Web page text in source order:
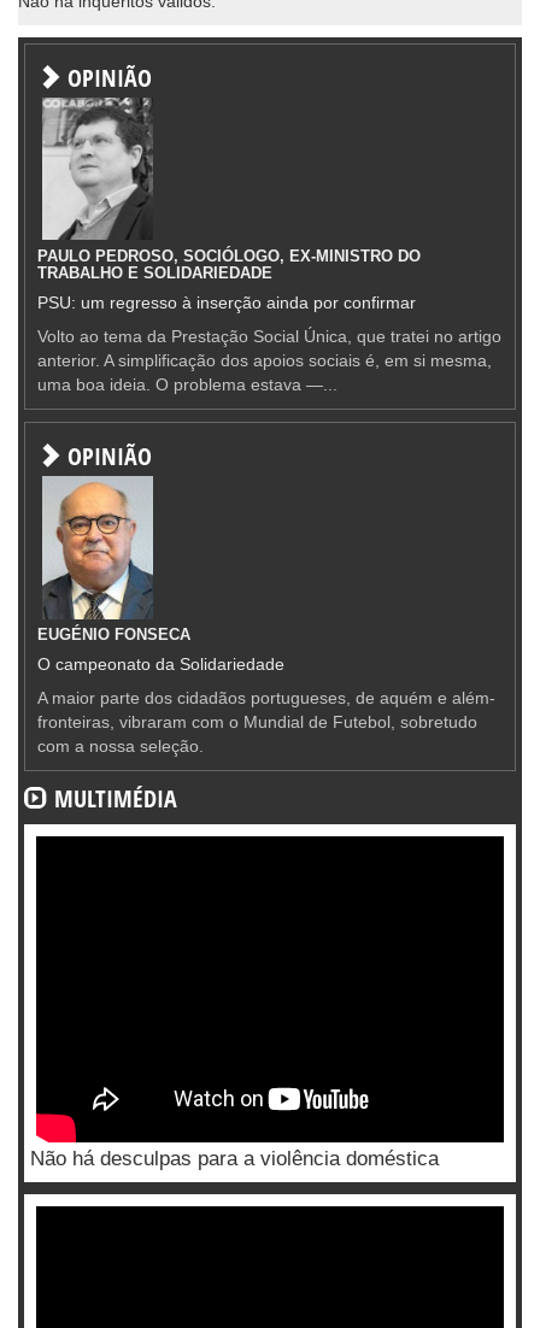
OPINIÃO
PAULO PEDROSO, SOCIÓLOGO, EX-MINISTRO DO
TRABALHO E SOLIDARIEDADE
PSU: um regresso à inserção ainda por confirmar
Volto ao tema da Prestação Social Única, que tratei no artigo
anterior. A simplificação dos apoios sociais é, em si mesma,
uma boa ideia. O problema estava —...
OPINIÃO
EUGÉNIO FONSECA
O campeonato da Solidariedade
A maior parte dos cidadãos portugueses, de aquém e além-
fronteiras, vibraram com o Mundial de Futebol, sobretudo
com a nossa seleção.
MULTIMÉDIA
Não há desculpas para a violência doméstica